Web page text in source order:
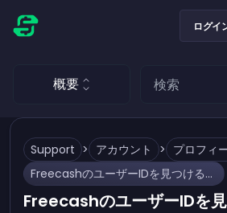
ログイ
概要
Support > アカウント > プロフィ
FreecashのユーザーIDを見つける方法は？
FreecashのユーザーIDを